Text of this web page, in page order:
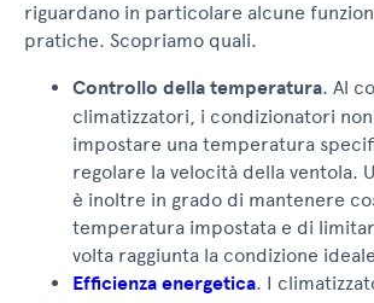
riguardano in particolare alcune
pratiche. Scopriamo quali.
Controllo della temperatura. Al
climatizzatori, i condizionatori
impostare una temperatura
regolare la velocità della ventola.
è inoltre in grado di mantenere
temperatura impostata e di
volta raggiunta la condizione
Efficienza energetica. I